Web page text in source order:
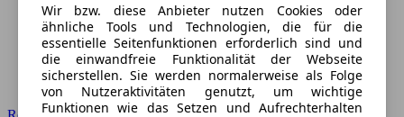
Wir bzw. diese Anbieter nutzen Cookies oder
ähnliche Tools und Technologien, die für die
essentielle Seitenfunktionen erforderlich sind und
die einwandfreie Funktionalität der Webseite
sicherstellen. Sie werden normalerweise als Folge
von Nutzeraktivitäten genutzt, um wichtige
Funktionen wie das Setzen und Aufrechterhalten